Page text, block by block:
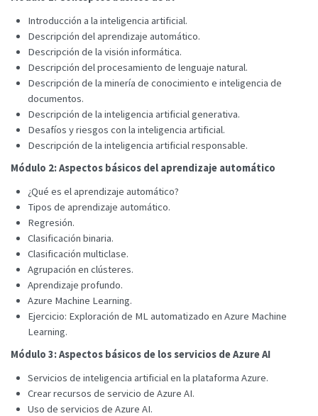
Introducción a la inteligencia artificial.
Descripción del aprendizaje automático.
Descripción de la visión informática.
Descripción del procesamiento de lenguaje natural.
Descripción de la minería de conocimiento e inteligencia de
documentos.
Descripción de la inteligencia artificial generativa.
Desafíos y riesgos con la inteligencia artificial.
Descripción de la inteligencia artificial responsable.
Módulo 2: Aspectos básicos del aprendizaje automático
¿Qué es el aprendizaje automático?
Tipos de aprendizaje automático.
Regresión.
Clasificación binaria.
Clasificación multiclase.
Agrupación en clústeres.
Aprendizaje profundo.
Azure Machine Learning.
Ejercicio: Exploración de ML automatizado en Azure Machine
Learning.
Módulo 3: Aspectos básicos de los servicios de Azure AI
Servicios de inteligencia artificial en la plataforma Azure.
Crear recursos de servicio de Azure AI.
Uso de servicios de Azure AI.